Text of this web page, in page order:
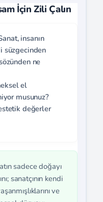
İçin Zili Çalın
insanın
süzgecinden
ne
el
musunuz?
değerler
sadece doğayı
sanatçının kendi
ve